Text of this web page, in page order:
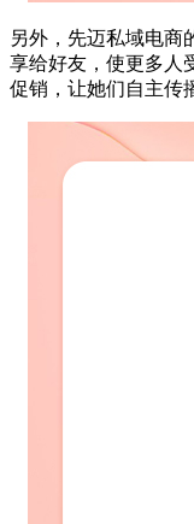
另外，先迈私域电商
享给好友，使更多人
促销，让她们自主传